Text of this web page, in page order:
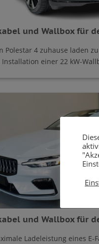
und Wallbox für
Polestar 4 zuhause laden
einer 22 kW-
und Wallbox für
Ladeleistung eines E-